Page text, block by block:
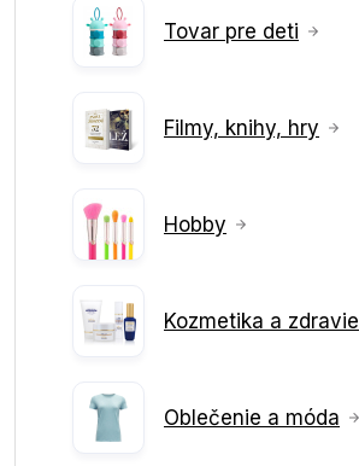
Tovar pre deti
Filmy, knihy, hry
Hobby
Kozmetika a zdravie
Oblečenie a móda